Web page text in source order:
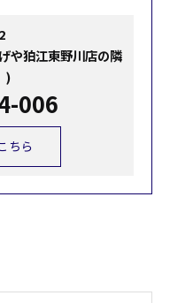
や狛江東野川店の隣
)
006
ちら